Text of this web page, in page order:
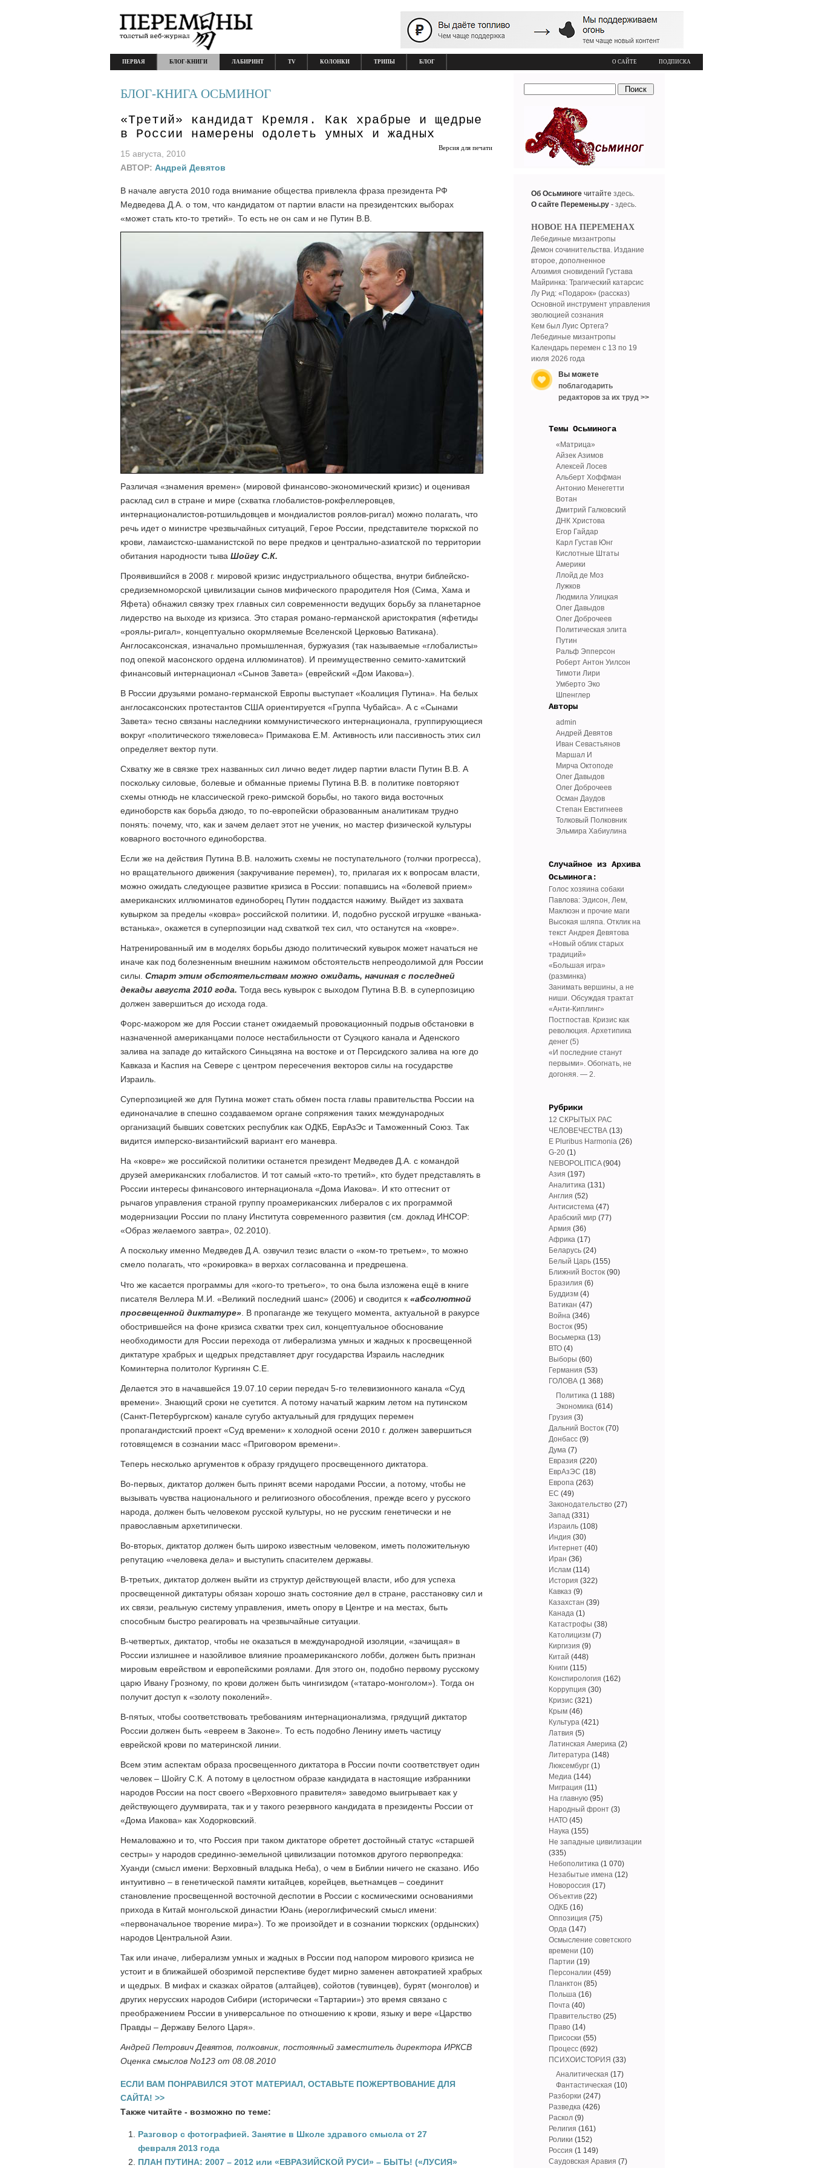
О САЙТЕ ПОДПИСКА
ПЕРВАЯ БЛОГ-КНИГИ ЛАБИРИНТ TV КОЛОНКИ ТРИПЫ БЛОГ
БЛОГ-КНИГА ОСЬМИНОГ
«Третий» кандидат Кремля. Как храбрые и щедрые
в России намерены одолеть умных и жадных
Версия для печати
15 августа, 2010
АВТОР: Андрей Девятов
В начале августа 2010 года внимание общества привлекла фраза президента РФ
Медведева Д.А. о том, что кандидатом от партии власти на президентских выборах
«может стать кто-то третий». То есть не он сам и не Путин В.В.
Различая «знамения времен» (мировой финансово-экономический кризис) и оценивая
расклад сил в стране и мире (схватка глобалистов-рокфеллеровцев,
интернационалистов-ротшильдовцев и мондиалистов роялов-ригал) можно полагать, что
речь идет о министре чрезвычайных ситуаций, Герое России, представителе тюркской по
крови, ламаистско-шаманистской по вере предков и центрально-азиатской по территории
обитания народности тыва Шойгу С.К.
Проявившийся в 2008 г. мировой кризис индустриального общества, внутри библейско-
средиземноморской цивилизации сынов мифического прародителя Ноя (Сима, Хама и
Яфета) обнажил связку трех главных сил современности ведущих борьбу за планетарное
лидерство на выходе из кризиса. Это старая романо-германской аристократия (яфетиды
«роялы-ригал», концептуально окормляемые Вселенской Церковью Ватикана).
Англосаксонская, изначально промышленная, буржуазия (так называемые «глобалисты»
под опекой масонского ордена иллюминатов). И преимущественно семито-хамитский
финансовый интернационал «Сынов Завета» (еврейский «Дом Иакова»).
В России друзьями романо-германской Европы выступает «Коалиция Путина». На белых
англосаксонских протестантов США ориентируется «Группа Чубайса». А с «Сынами
Завета» тесно связаны наследники коммунистического интернационала, группирующиеся
вокруг «политического тяжеловеса» Примакова Е.М. Активность или пассивность этих сил
определяет вектор пути.
Схватку же в связке трех названных сил лично ведет лидер партии власти Путин В.В. А
поскольку силовые, болевые и обманные приемы Путина В.В. в политике повторяют
схемы отнюдь не классической греко-римской борьбы, но такого вида восточных
единоборств как борьба дзюдо, то по-европейски образованным аналитикам трудно
понять: почему, что, как и зачем делает этот не ученик, но мастер физической культуры
коварного восточного единоборства.
Если же на действия Путина В.В. наложить схемы не поступательного (толчки прогресса),
но вращательного движения (закручивание перемен), то, прилагая их к вопросам власти,
можно ожидать следующее развитие кризиса в России: попавшись на «болевой прием»
американских иллюминатов единоборец Путин поддастся нажиму. Выйдет из захвата
кувырком за пределы «ковра» российской политики. И, подобно русской игрушке «ванька-
встанька», окажется в суперпозиции над схваткой тех сил, что останутся на «ковре».
Натренированный им в моделях борьбы дзюдо политический кувырок может начаться не
иначе как под болезненным внешним нажимом обстоятельств непреодолимой для России
силы. Старт этим обстоятельствам можно ожидать, начиная с последней
декады августа 2010 года. Тогда весь кувырок с выходом Путина В.В. в суперпозицию
должен завершиться до исхода года.
Форс-мажором же для России станет ожидаемый провокационный подрыв обстановки в
назначенной американцами полосе нестабильности от Суэцкого канала и Аденского
залива на западе до китайского Синьцзяна на востоке и от Персидского залива на юге до
Кавказа и Каспия на Севере с центром пересечения векторов силы на государстве
Израиль.
Суперпозицией же для Путина может стать обмен поста главы правительства России на
единоначалие в спешно создаваемом органе сопряжения таких международных
организаций бывших советских республик как ОДКБ, ЕврАзЭс и Таможенный Союз. Так
видится имперско-византийский вариант его маневра.
На «ковре» же российской политики останется президент Медведев Д.А. с командой
друзей американских глобалистов. И тот самый «кто-то третий», кто будет представлять в
России интересы финансового интернационала «Дома Иакова». И кто оттеснит от
рычагов управления страной группу проамериканских либералов с их программой
модернизации России по плану Института современного развития (см. доклад ИНСОР:
«Образ желаемого завтра», 02.2010).
А поскольку именно Медведев Д.А. озвучил тезис власти о «ком-то третьем», то можно
смело полагать, что «рокировка» в верхах согласованна и предрешена.
Что же касается программы для «кого-то третьего», то она была изложена ещё в книге
писателя Веллера М.И. «Великий последний шанс» (2006) и сводится к «абсолютной
просвещенной диктатуре» . В пропаганде же текущего момента, актуальной в ракурсе
обострившейся на фоне кризиса схватки трех сил, концептуальное обоснование
необходимости для России перехода от либерализма умных и жадных к просвещенной
диктатуре храбрых и щедрых представляет друг государства Израиль наследник
Коминтерна политолог Кургинян С.Е.
Делается это в начавшейся 19.07.10 серии передач 5-го телевизионного канала «Суд
времени». Знающий сроки не суетится. А потому начатый жарким летом на путинском
(Санкт-Петербургском) канале сугубо актуальный для грядущих перемен
пропагандистский проект «Суд времени» к холодной осени 2010 г. должен завершиться
готовящемся в сознании масс «Приговором времени».
Теперь несколько аргументов к образу грядущего просвещенного диктатора.
Во-первых, диктатор должен быть принят всеми народами России, а потому, чтобы не
вызывать чувства национального и религиозного обособления, прежде всего у русского
народа, должен быть человеком русской культуры, но не русским генетически и не
православным архетипически.
Во-вторых, диктатор должен быть широко известным человеком, иметь положительную
репутацию «человека дела» и выступить спасителем державы.
В-третьих, диктатор должен выйти из структур действующей власти, ибо для успеха
просвещенной диктатуры обязан хорошо знать состояние дел в стране, расстановку сил и
их связи, реальную систему управления, иметь опору в Центре и на местах, быть
способным быстро реагировать на чрезвычайные ситуации.
В-четвертых, диктатор, чтобы не оказаться в международной изоляции, «зачищая» в
России излишнее и назойливое влияние проамериканского лобби, должен быть признан
мировым еврейством и европейскими роялами. Для этого он, подобно первому русскому
царю Ивану Грозному, по крови должен быть чингизидом («татаро-монголом»). Тогда он
получит доступ к «золоту поколений».
В-пятых, чтобы соответствовать требованиям интернационализма, грядущий диктатор
России должен быть «евреем в Законе». То есть подобно Ленину иметь частицу
еврейской крови по материнской линии.
Всем этим аспектам образа просвещенного диктатора в России почти соответствует один
человек – Шойгу С.К. А потому в целостном образе кандидата в настоящие избранники
народов России на пост своего «Верховного правителя» заведомо выигрывает как у
действующего дуумвирата, так и у такого резервного кандидата в президенты России от
«Дома Иакова» как Ходорковский.
Немаловажно и то, что Россия при таком диктаторе обретет достойный статус «старшей
сестры» у народов срединно-земельной цивилизации потомков другого первопредка:
Хуанди (смысл имени: Верховный владыка Неба), о чем в Библии ничего не сказано. Ибо
интуитивно – в генетической памяти китайцев, корейцев, вьетнамцев – соединит
становление просвещенной восточной деспотии в России с космическими основаниями
прихода в Китай монгольской династии Юань (иероглифический смысл имени:
«первоначальное творение мира»). То же произойдет и в сознании тюркских (ордынских)
народов Центральной Азии.
Так или иначе, либерализм умных и жадных в России под напором мирового кризиса не
устоит и в ближайшей обозримой перспективе будет мирно заменен автократией храбрых
и щедрых. В мифах и сказках ойратов (алтайцев), сойотов (тувинцев), бурят (монголов) и
других нерусских народов Сибири (исторически «Тартарии») это время связано с
преображением России в универсальное по отношению к крови, языку и вере «Царство
Правды – Державу Белого Царя».
Андрей Петрович Девятов, полковник, постоянный заместитель директора ИРКСВ
Оценка смыслов No123 от 08.08.2010
ЕСЛИ ВАМ ПОНРАВИЛСЯ ЭТОТ МАТЕРИАЛ, ОСТАВЬТЕ ПОЖЕРТВОВАНИЕ ДЛЯ
САЙТА! >>
Также читайте - возможно по теме:
Разговор с фотографией. Занятие в Школе здравого смысла от 27
февраля 2013 года
ПЛАН ПУТИНА: 2007 – 2012 или «ЕВРАЗИЙСКОЙ РУСИ» – БЫТЬ! («ЛУСИЯ»
Об Осьминоге читайте здесь.
О сайте Перемены.ру - здесь.
НОВОЕ НА ПЕРЕМЕНАХ
Лебединые мизантропы
Демон сочинительства. Издание
второе, дополненное
Алхимия сновидений Густава
Майринка: Трагический катарсис
Лу Рид: «Подарок» (рассказ)
Основной инструмент управления
эволюцией сознания
Кем был Луис Ортега?
Лебединые мизантропы
Календарь перемен с 13 по 19
июля 2026 года
Вы можете
поблагодарить
редакторов за их труд >>
Tемы Осьминога
«Матрица»
Айзек Азимов
Алексей Лосев
Альберт Хоффман
Антонио Менегетти
Вотан
Дмитрий Галковский
ДНК Христова
Егор Гайдар
Карл Густав Юнг
Кислотные Штаты
Америки
Ллойд де Моз
Лужков
Людмила Улицкая
Олег Давыдов
Олег Доброчеев
Политическая элита
Путин
Ральф Эпперсон
Роберт Антон Уилсон
Тимоти Лири
Умберто Эко
Шпенглер
Авторы
admin
Андрей Девятов
Иван Севастьянов
Маршал И
Мирча Октоподе
Олег Давыдов
Олег Доброчеев
Осман Даудов
Степан Евстигнеев
Толковый Полковник
Эльмира Хабиулина
Случайное из Архива
Осьминога:
Голос хозяина собаки
Павлова: Эдисон, Лем,
Маклюэн и прочие маги
Высокая шляпа. Отклик на
текст Андрея Девятова
«Новый облик старых
традиций»
«Большая игра»
(разминка)
Занимать вершины, а не
ниши. Обсуждая трактат
«Анти-Киплинг»
Постпостав. Кризис как
революция. Архетипика
денег (5)
«И последние станут
первыми». Обогнать, не
догоняя. — 2.
Рубрики
12 СКРЫТЫХ РАС
ЧЕЛОВЕЧЕСТВА (13)
E Pluribus Harmonia (26)
G-20 (1)
NEBOPOLITICA(904)
Азия (197)
Аналитика (131)
Англия (52)
Антисистема (47)
Арабский мир (77)
Армия (36)
Африка (17)
Беларусь (24)
Белый Царь (155)
Ближний Восток (90)
Бразилия (6)
Буддизм (4)
Ватикан (47)
Война (346)
Восток (95)
Восьмерка (13)
ВТО (4)
Выборы (60)
Германия (53)
ГОЛОВА (1 368)
Политика (1 188)
Экономика (614)
Грузия (3)
Дальний Восток (70)
Донбасс (9)
Дума (7)
Евразия (220)
ЕврАзЭС (18)
Европа (263)
ЕС (49)
Законодательство (27)
Запад (331)
Израиль (108)
Индия (30)
Интернет (40)
Иран (36)
Ислам (114)
История (322)
Кавказ (9)
Казахстан (39)
Канада (1)
Катастрофы (38)
Католицизм (7)
Киргизия (9)
Китай (448)
Книги (115)
Конспирология (162)
Коррупция (30)
Кризис (321)
Крым (46)
Культура (421)
Латвия (5)
Латинская Америка (2)
Литература (148)
Люксембург (1)
Медиа (144)
Миграция (11)
На главную (95)
Народный фронт (3)
НАТО (45)
Наука (155)
Не западные цивилизации
(335)
Небополитика (1 070)
Незабытые имена (12)
Новороссия (17)
Объектив (22)
ОДКБ (16)
Оппозиция (75)
Орда (147)
Осмысление советского
времени (10)
Партии (19)
Персоналии (459)
Планктон (85)
Польша (16)
Почта (40)
Правительство (25)
Право (14)
Присоски (55)
Процесс (692)
ПСИХОИСТОРИЯ (33)
Аналитическая (17)
Фантастическая (10)
Разборки (247)
Разведка (426)
Раскол (9)
Религия (161)
Ролики (152)
Россия (1 149)
Саудовская Аравия (7)